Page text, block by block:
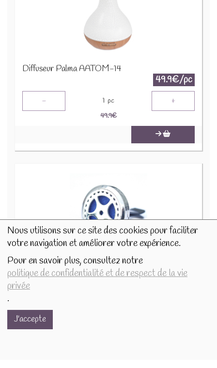
Nous utilisons sur ce site des cookies pour faciliter
votre navigation et améliorer votre expérience.
Pour en savoir plus, consultez notre
politique de confidentialité et de respect de la vie
privée
.
J'accepte
Diffuseur Palma AATOM-14
49.9€/pc
- 1 pc +
49.9€
13.5€/pc